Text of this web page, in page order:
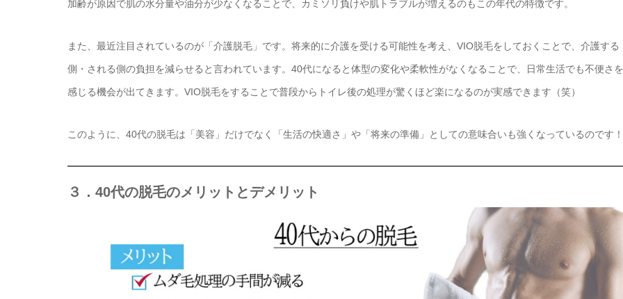
加齢が原因で肌の水分量や油分が少なくなることで、カミソリ負けや肌トラブルが増えるのもこの年代の特徴です。
また、最近注目されているのが「介護脱毛」です。将来的に介護を受ける可能性を考え、VIO脱毛をしておくことで、介護する
側・される側の負担を減らせると言われています。40代になると体型の変化や柔軟性がなくなることで、日常生活でも不便さを
感じる機会が出てきます。VIO脱毛をすることで普段からトイレ後の処理が驚くほど楽になるのが実感できます（笑）
このように、40代の脱毛は「美容」だけでなく「生活の快適さ」や「将来の準備」としての意味合いも強くなっているのです！
３．40代の脱毛のメリットとデメリット